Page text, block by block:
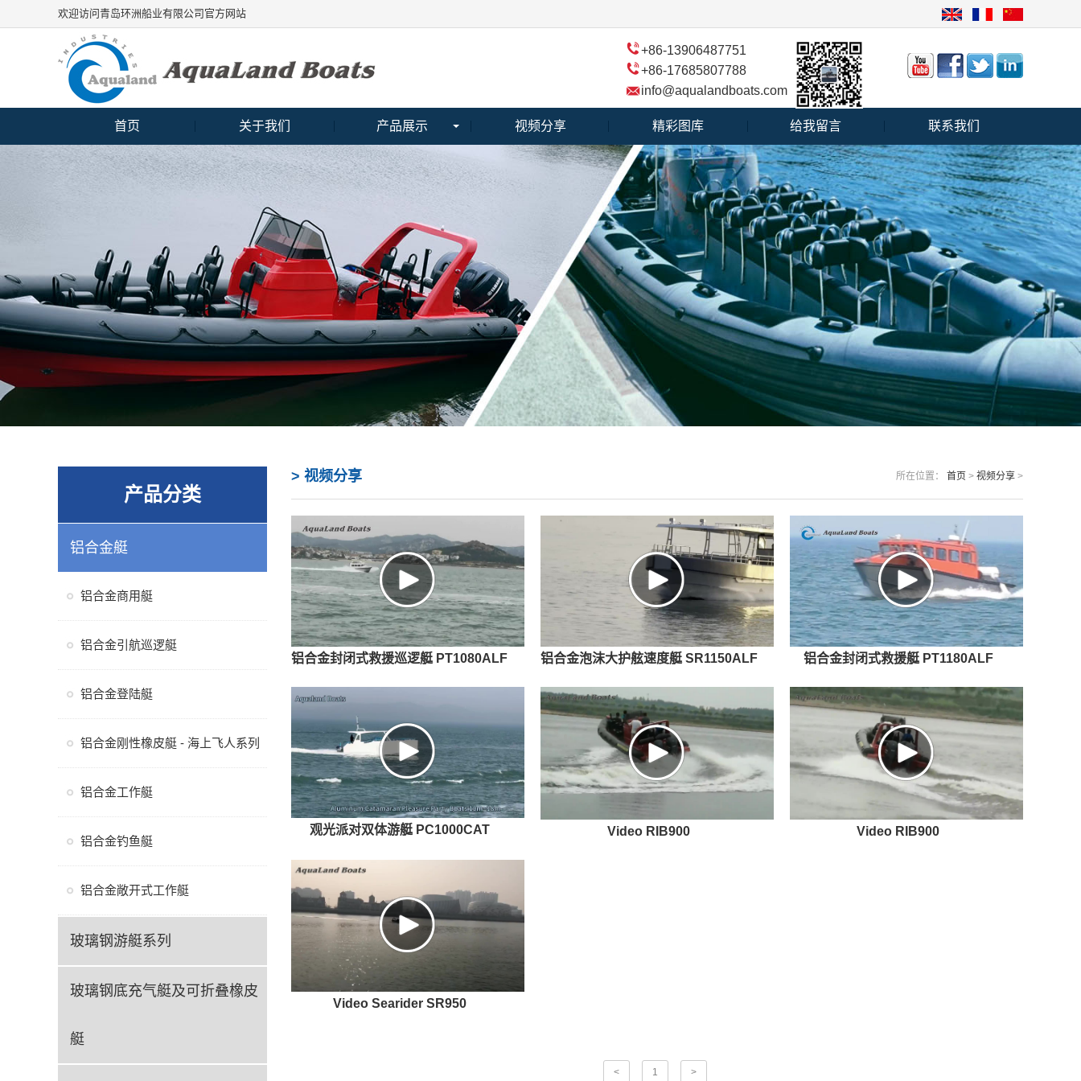
欢迎访问青岛环洲船业有限公司官方网站
+86-13906487751
+86-17685807788
info@aqualandboats.com
首页 关于我们 产品展示 视频分享 精彩图库 给我留言 联系我们
产品分类
铝合金艇
铝合金商用艇
铝合金引航巡逻艇
铝合金登陆艇
铝合金刚性橡皮艇 - 海上飞人系列
铝合金工作艇
铝合金钓鱼艇
铝合金敞开式工作艇
玻璃钢游艇系列
玻璃钢底充气艇及可折叠橡皮
艇
> 所在位置： 首页 > 视频分享 >
视频分享
铝合金封闭式救援巡逻艇 PT1080ALF 铝合金泡沫大护舷速度艇 SR1150ALF 铝合金封闭式救援艇 PT1180ALF
观光派对双体游艇 PC1000CAT Video RIB900 Video RIB900
Video Searider SR950
< 1 >